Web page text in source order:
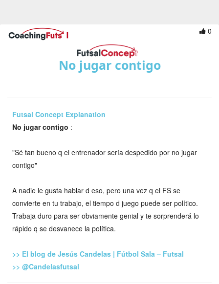
0
No jugar contigo
Futsal Concept Explanation
No jugar contigo :
"Sé tan bueno q el entrenador sería despedido por no jugar
contigo"
A nadie le gusta hablar d eso, pero una vez q el FS se
convierte en tu trabajo, el tiempo d juego puede ser político.
Trabaja duro para ser obviamente genial y te sorprenderá lo
rápido q se desvanece la política.
>> El blog de Jesús Candelas | Fútbol Sala – Futsal
>> @Candelasfutsal